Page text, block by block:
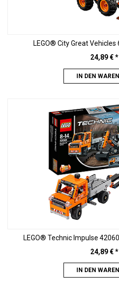
LEGO® City Great
24,89€*
IN DEN
LEGO® Technic Impulse
24,89€*
IN DEN